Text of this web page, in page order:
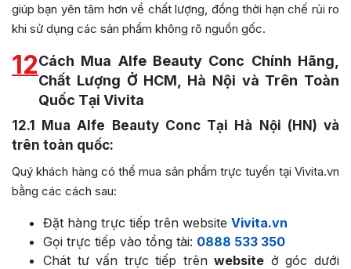
giúp bạn yên tâm hơn về chất lượng, đồng thời hạn chế rủi ro
khi sử dụng các sản phẩm không rõ nguồn gốc.
12Cách Mua Alfe Beauty Conc Chính Hãng,
Chất Lượng Ở HCM, Hà Nội và Trên Toàn
Quốc Tại Vivita
12.1
Mua Alfe Beauty Conc Tại Hà Nội (HN) và
trên toàn quốc:
Quý khách hàng có thể mua sản phẩm trực tuyến tại Vivita.vn
bằng các cách sau:
Đặt hàng trực tiếp trên website Vivita.vn
Gọi trực tiếp vào tổng tài: 0888 533 350
Chát tư vấn trực tiếp trênwebsite ở góc dưới